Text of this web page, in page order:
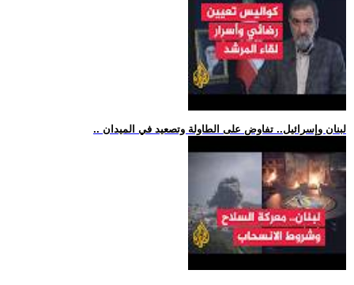
.. لبنان وإسرائيل.. تفاوض على الطاولة وتصعيد في الميدان